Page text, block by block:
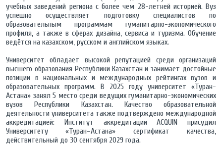
учебных заведений региона с более чем 28-летней историей. Вуз
успешно осуществляет подготовку специалистов по
образовательным программам гуманитарно-экономического
профиля, а также в сферах дизайна, сервиса и туризма. Обучение
ведётся на казахском, русском и английском языках.
Университет обладает высокой репутацией среди организаций
высшего образования Республики Казахстан и занимает достойные
позиции в национальных и международных рейтингах вузов и
образовательных программ. В 2025 году университет «Туран-
Астана» занял 5 место среди ведущих гуманитарно-экономических
вузов Республики Казахстан. Качество образовательной
деятельности университета также подтверждено международной
аккредитацией: Институт аккредитации ACQUIN присудил
Университету «Туран–Астана» сертификат качества,
действительный до 30 сентября 2029 года.